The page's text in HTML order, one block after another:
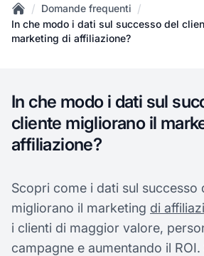
Home
/ Domande frequenti /
In che modo i dati sul successo del
marketing di affiliazione?
In che modo i dati sul
cliente migliorano il
affiliazione?
Scopri come i dati sul successo
migliorano il marketing di
i clienti di maggior valore,
campagne e aumentando il